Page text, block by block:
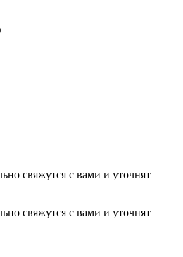
свяжутся с вами и уточнят
свяжутся с вами и уточнят